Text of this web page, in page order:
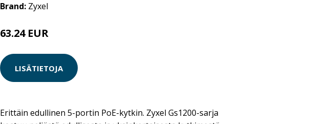
Brand: Zyxel
63.24 EUR
LISÄTIETOJA
Erittäin edullinen 5-portin PoE-kytkin. Zyxel Gs1200-sarja